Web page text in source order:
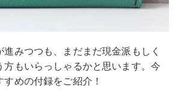
みつつも、まだまだ現金派もしく
方もいらっしゃるかと思います。今
めの付録をご紹介！